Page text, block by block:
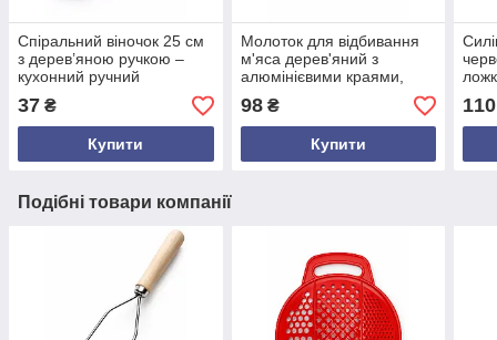
Спіральний віночок 25 см
з дерев’яною ручкою –
кухонний ручний
інструмент для збивання
яєць, тіста та соусів
37 ₴
Купити
Молоток для відбивання
м'яса дерев'яний з
алюмінієвими краями,
30,5 см — міцний
кухонний інструмент із
буку
98₴
Купити
110
Подібні товари компанії